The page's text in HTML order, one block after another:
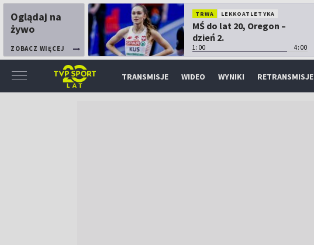
Oglądaj na
żywo
ZOBACZ WIĘCEJ
TRWA LEKKOATLETYKA
MŚ do lat 20, Oregon –
dzień 2.
1:00 4:00
TRANSMISJE WIDEO WYNIKI RETRANSMISJE